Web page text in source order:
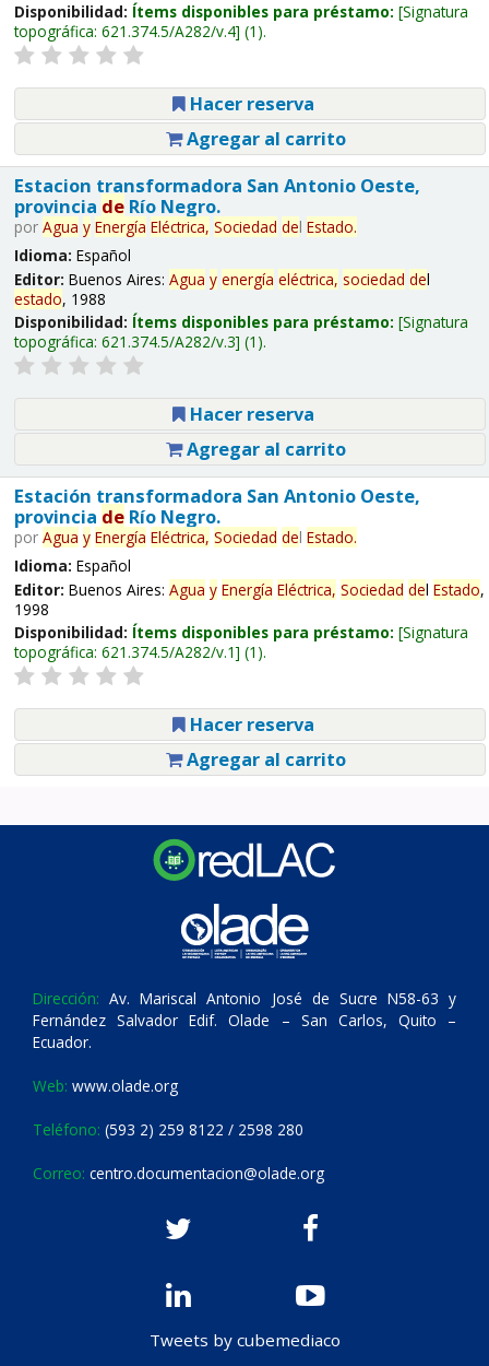
Disponibilidad: Ítems disponibles para préstamo: Signatura
topográfica: 621.374.5/A282/v.4 (1).
Hacer reserva
Agregar al carrito
Estacion transformadora San Antonio Oeste,
provincia deRío Negro.
por Agua y Energía Eléctrica, Sociedad del Estado.
Idioma: Español
Editor: Buenos Aires: Agua y energía eléctrica, sociedad del
estado, 1988
Disponibilidad: Ítems disponibles para préstamo: Signatura
topográfica: 621.374.5/A282/v.3 (1).
Hacer reserva
Agregar al carrito
Estación transformadora San Antonio Oeste,
provincia deRío Negro.
por Agua y Energía Eléctrica, Sociedad del Estado.
Idioma: Español
Editor: Buenos Aires: Agua y Energía Eléctrica, Sociedad del Estado,
1998
Disponibilidad: Ítems disponibles para préstamo: Signatura
topográfica: 621.374.5/A282/v.1 (1).
Hacer reserva
Agregar al carrito
Dirección: Av. Mariscal Antonio José de Sucre N58-63 y
Fernández Salvador Edif. Olade – San Carlos, Quito –
Ecuador.
Web: www.olade.org
Teléfono: (593 2) 259 8122 / 2598 280
Correo: centro.documentacion@olade.org
Tweets by cubemediaco